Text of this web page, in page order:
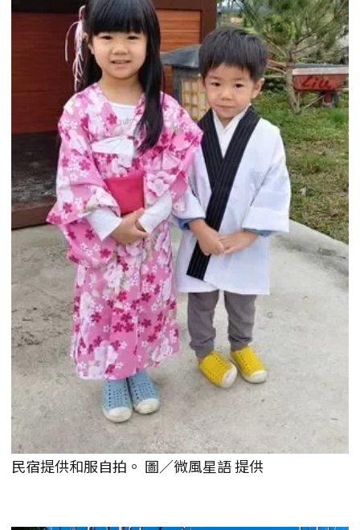
民宿提供和服自拍。 圖／微風星語 提供